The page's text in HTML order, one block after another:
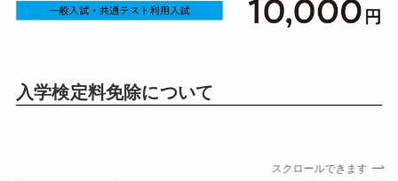
入学検定料免除について
スクロールできます